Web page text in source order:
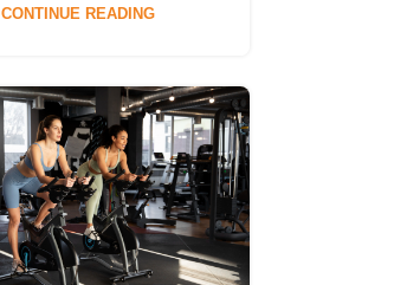
CONTINUE READING